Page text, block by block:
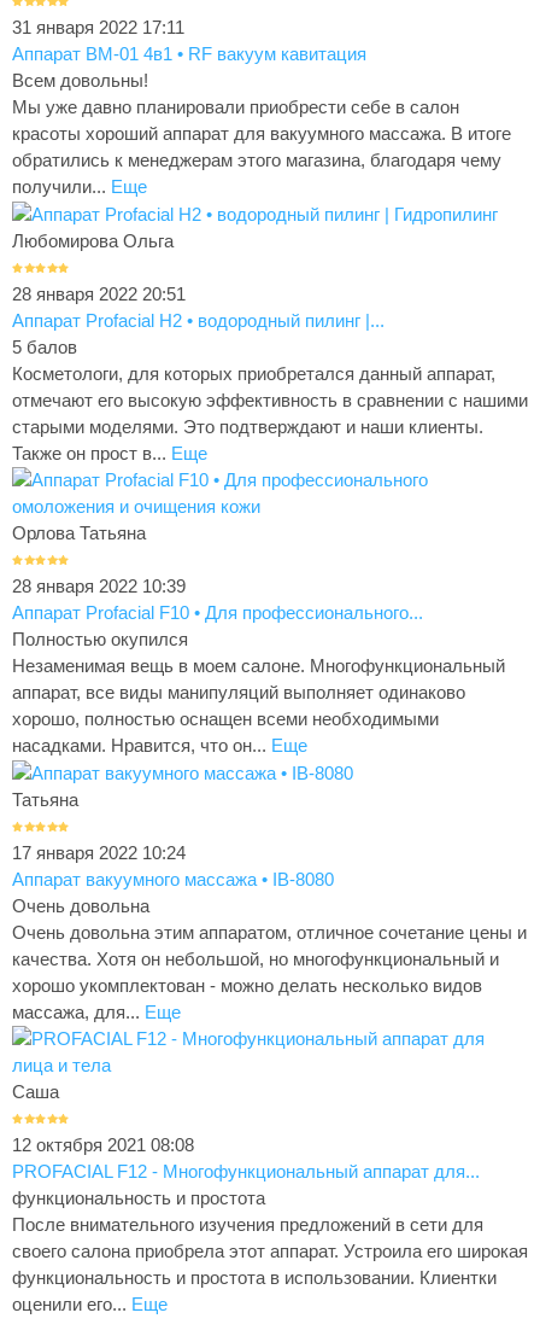
31 января 2022 17:11
Аппарат BM-01 4в1 • RF вакуум кавитация
Всем довольны!
Мы уже давно планировали приобрести себе в салон
красоты хороший аппарат для вакуумного массажа. В итоге
обратились к менеджерам этого магазина, благодаря чему
получили... Еще
Любомирова Ольга
28 января 2022 20:51
Аппарат Profacial H2 • водородный пилинг |...
5 балов
Косметологи, для которых приобретался данный аппарат,
отмечают его высокую эффективность в сравнении с нашими
старыми моделями. Это подтверждают и наши клиенты.
Также он прост в... Еще
Орлова Татьяна
28 января 2022 10:39
Аппарат Profacial F10 • Для профессионального...
Полностью окупился
Незаменимая вещь в моем салоне. Многофункциональный
аппарат, все виды манипуляций выполняет одинаково
хорошо, полностью оснащен всеми необходимыми
насадками. Нравится, что он... Еще
Татьяна
17 января 2022 10:24
Аппарат вакуумного массажа • IB-8080
Очень довольна
Очень довольна этим аппаратом, отличное сочетание цены и
качества. Хотя он небольшой, но многофункциональный и
хорошо укомплектован - можно делать несколько видов
массажа, для... Еще
Саша
12 октября 2021 08:08
PROFACIAL F12 - Многофункциональный аппарат для...
функциональность и простота
После внимательного изучения предложений в сети для
своего салона приобрела этот аппарат. Устроила его широкая
функциональность и простота в использовании. Клиентки
оценили его... Еще